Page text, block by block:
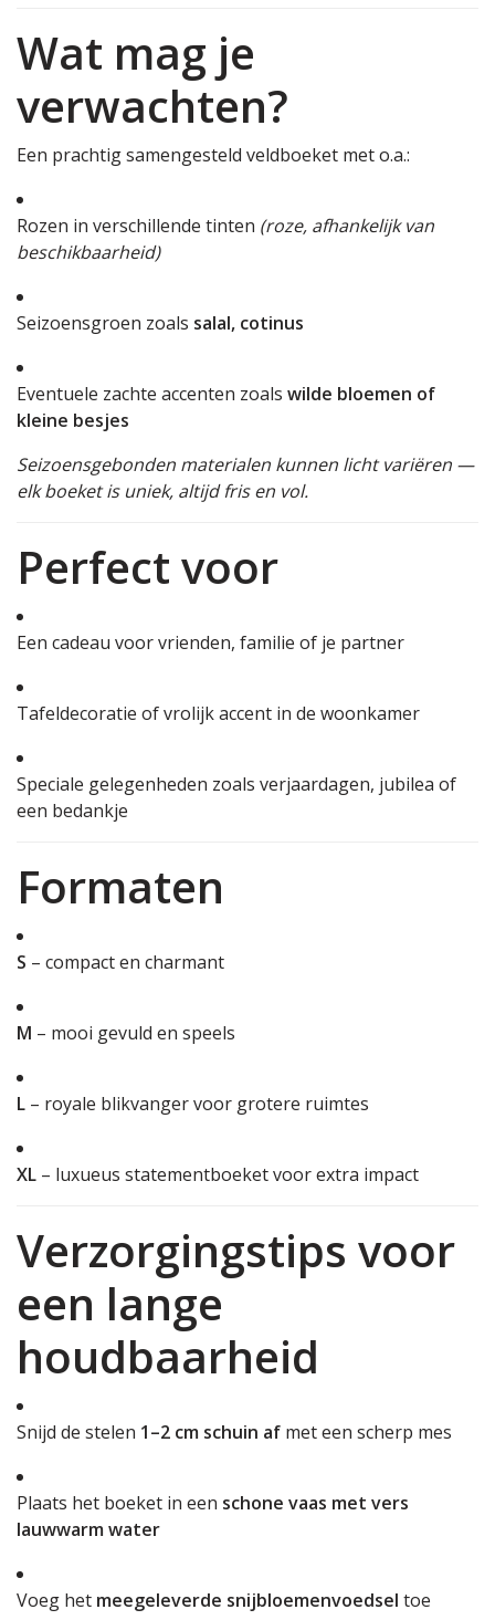
Wat mag je
verwachten?
Een prachtig samengesteld veldboeket met o.a.:
Rozen in verschillende tinten (roze, afhankelijk van
beschikbaarheid)
Seizoensgroen zoals salal, cotinus
Eventuele zachte accenten zoals wilde bloemen of
kleine besjes
Seizoensgebonden materialen kunnen licht variëren —
elk boeket is uniek, altijd fris en vol.
Perfect voor
Een cadeau voor vrienden, familie of je partner
Tafeldecoratie of vrolijk accent in de woonkamer
Speciale gelegenheden zoals verjaardagen, jubilea of
een bedankje
Formaten
S – compact en charmant
M – mooi gevuld en speels
L – royale blikvanger voor grotere ruimtes
XL – luxueus statementboeket voor extra impact
Verzorgingstips voor
een lange
houdbaarheid
Snijd de stelen 1–2 cm schuin af met een scherp mes
Plaats het boeket in een schone vaas met vers
lauwwarm water
Voeg het meegeleverde snijbloemenvoedsel toe